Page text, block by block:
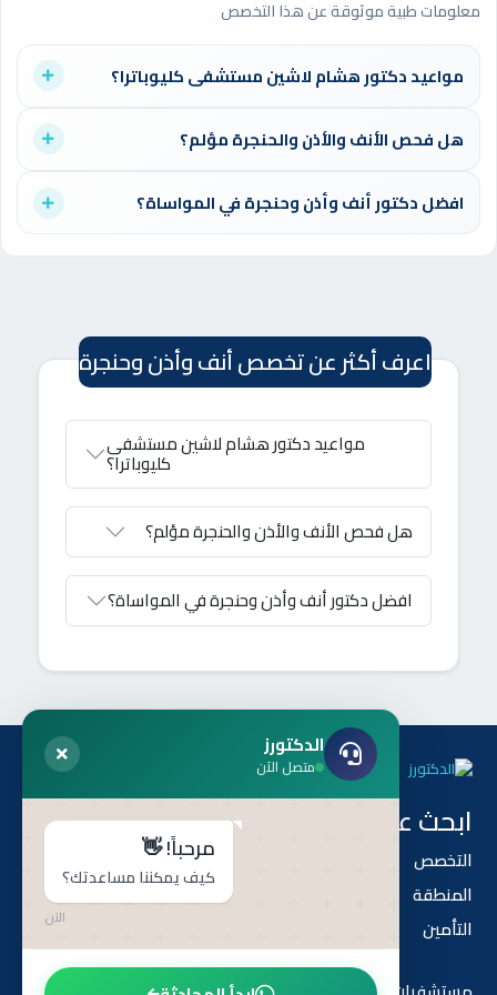
معلومات طبية موثوقة عن هذا التخصص
مواعيد دكتور هشام لاشين مستشفى كليوباترا؟
موقع الدكتورز لا يعرض مواعيد أطباء محددين، لكنه يتيح لك حجز
موعد بسهولة مع نخبة من أفضل أطباء الأنف والأذن والحنجرة في
هل فحص الأنف والأذن والحنجرة مؤلم؟
فحص الأنف والأذن والحنجرة بسيط وغير مؤلم، وغالباً يتم باستخدام
أدوات دقيقة وآمنة. في الدكتورز يمكنك حجز موعد مع طبيب مختص
يضمن لك تجربة مريحة وتشخيصاً دقيقاً لحالتك.
افضل دكتور أنف وأذن وحنجرة في المواساة؟
اعرف أكثر عن تخصص أنف وأذن وحنجرة
مواعيد دكتور هشام لاشين مستشفى
كليوباترا؟
هل فحص الأنف والأذن والحنجرة مؤلم؟
افضل دكتور أنف وأذن وحنجرة في المواساة؟
ابحث عن طريق
التخصص
المنطقة
التأمين
هل أنت طبيب ؟
أنضم إلى أطباء الدكتورز
من نحن
الدكتورز
متصل الآن
مرحباً! 👋
كيف يمكننا مساعدتك؟
الآن